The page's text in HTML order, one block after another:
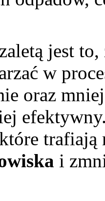
jest
w
oraz
trafiają
i